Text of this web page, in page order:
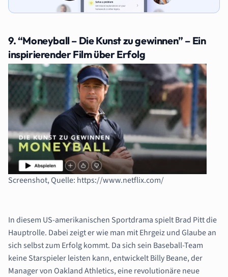
9. “Moneyball – Die Kunst zu gewinnen” – Ein
inspirierender Film über Erfolg
Screenshot, Quelle: https://www.netflix.com/
In diesem US-amerikanischen Sportdrama spielt Brad Pitt die
Hauptrolle. Dabei zeigt er wie man mit Ehrgeiz und Glaubean
sich selbst zum Erfolg kommt. Da sich sein Baseball-Team
keine Starspieler leisten kann,entwickelt Billy Beane, der
Manager von Oakland Athletics, eine revolutionäre neue